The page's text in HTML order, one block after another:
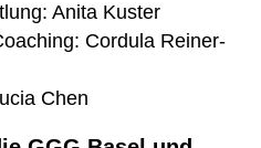
Anita Kuster
Cordula Reiner-
Chen